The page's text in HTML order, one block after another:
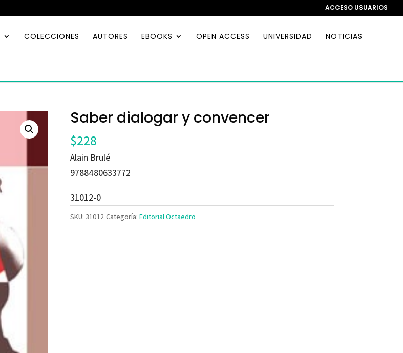
ACCESO USUARIOS
COLECCIONES AUTORES EBOOKS OPEN ACCESS UNIVERSIDAD NOTICIAS
Saber dialogar y convencer
$228
Alain Brulé
9788480633772
31012-0
SKU: 31012 Categoría: Editorial Octaedro